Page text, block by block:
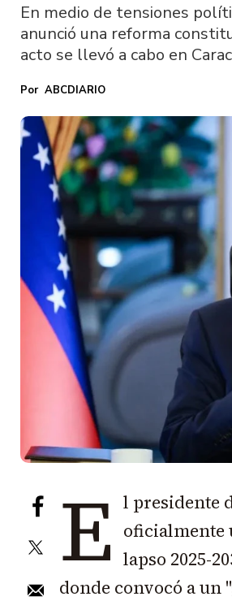
En medio de tensiones
anunció una reforma
acto se llevó a cabo en
ABCDIARIO
E l presidente
oficialmente
lapso 2025-
donde convocó a